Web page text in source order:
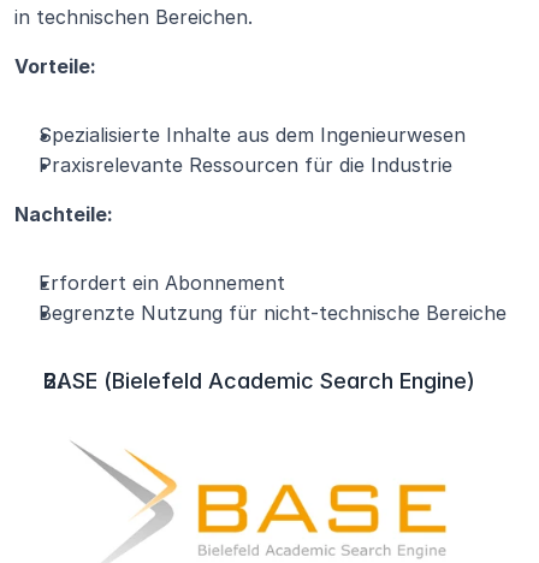
in technischen Bereichen.
Vorteile:
Spezialisierte Inhalte aus dem Ingenieurwesen
Praxisrelevante Ressourcen für die Industrie
Nachteile:
Erfordert ein Abonnement
Begrenzte Nutzung für nicht-technische Bereiche
BASE (Bielefeld Academic Search Engine)